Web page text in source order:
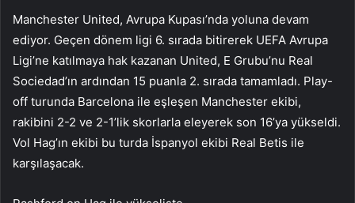
Manchester United, Avrupa Kupası’nda yoluna devam
ediyor. Geçen dönem ligi 6. sırada bitirerek UEFA Avrupa
Ligi’ne katılmaya hak kazanan United, E Grubu’nu Real
Sociedad’ın ardından 15 puanla 2. sırada tamamladı. Play-
off turunda Barcelona ile eşleşen Manchester ekibi,
rakibini 2-2 ve 2-1’lik skorlarla eleyerek son 16’ya yükseldi.
Vol Hag’ın ekibi bu turda İspanyol ekibi Real Betis ile
karşılaşacak.